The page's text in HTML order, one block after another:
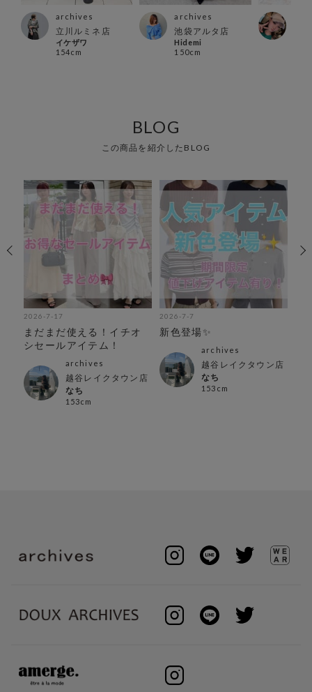
archives
立川ルミネ店
イケザワ
154cm
archives
池袋アルタ店
Hidemi
150cm
BLOG
この商品を紹介したBLOG
2026-7-17
まだまだ使える！イチオ
シセールアイテム！
archives
越谷レイクタウン店
なち
153cm
2026-7-7
新色登場✨
archives
越谷レイクタウン店
なち
153cm